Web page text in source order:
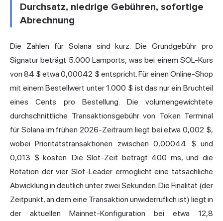
Durchsatz, niedrige Gebühren, sofortige
Abrechnung
Die Zahlen für Solana sind kurz. Die Grundgebühr pro
Signatur beträgt 5.000 Lamports, was bei einem SOL-Kurs
von 84 $ etwa 0,00042 $ entspricht. Für einen Online-Shop
mit einem Bestellwert unter 1.000 $ ist das nur ein Bruchteil
eines Cents pro Bestellung. Die volumengewichtete
durchschnittliche Transaktionsgebühr von Token Terminal
für Solana im frühen 2026-Zeitraum liegt bei etwa 0,002 $,
wobei Prioritätstransaktionen zwischen 0,00044 $ und
0,013 $ kosten. Die Slot-Zeit beträgt 400 ms, und die
Rotation der vier Slot-Leader ermöglicht eine tatsächliche
Abwicklung in deutlich unter zwei Sekunden. Die Finalität (der
Zeitpunkt, an dem eine Transaktion unwiderruflich ist) liegt in
der aktuellen Mainnet-Konfiguration bei etwa 12,8